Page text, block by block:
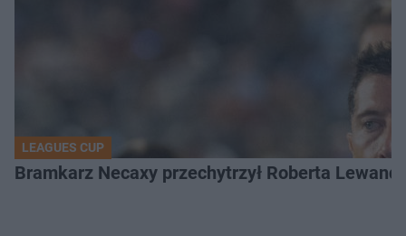
LEAGUES CUP
Bramkarz Necaxy przechytrzył Roberta